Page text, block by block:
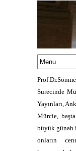
Sürecinde
Yayınları,
Mürcie,
büyük günah
onların